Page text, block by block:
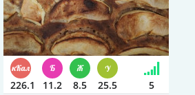
226.1 11.2 8.5 25.5 5